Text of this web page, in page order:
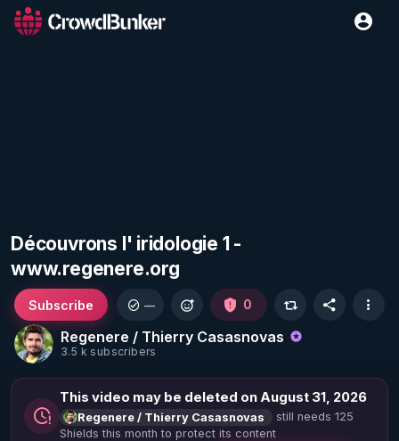
Découvrons l' iridologie 1 -
www.regenere.org
Regenere / Thierry Casasnovas
3.5 k subscribers
Subscribe — 0
This video may be deleted on August 31, 2026
Regenere / Thierry Casasnovas
still needs 125
Shields this month to protect its content